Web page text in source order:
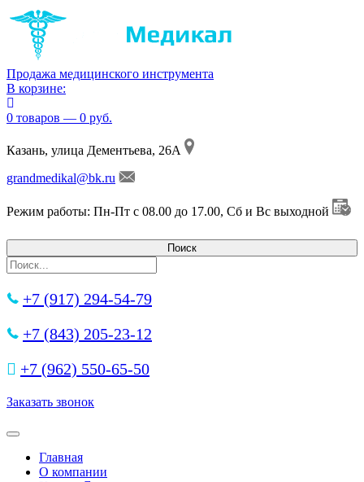
Продажа медицинского инструмента
В корзине:
0 товаров — 0 руб.
Казань, улица Дементьева, 26А
grandmedikal@bk.ru
Режим работы: Пн-Пт с 08.00 до 17.00, Сб и Вс выходной
+7 (917) 294-54-79
+7 (843) 205-23-12
+7 (962) 550‑65‑50‬
Заказать звонок
Toggle navigation
Главная
О компании